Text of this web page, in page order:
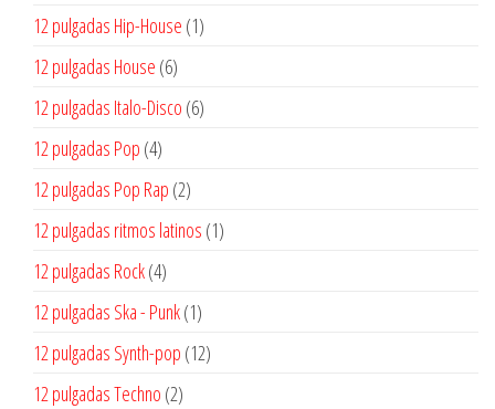
productos
12 pulgadas Hip-House 11
12 pulgadas House 66
productos
12 pulgadas Italo-Disco 66
12 pulgadas Pop 44
productos
12 pulgadas Pop Rap 22
productos
12 pulgadas ritmos latinos 11
12 pulgadas Rock 44
productos
12 pulgadas Ska - Punk 11
producto
12 pulgadas Synth-pop 1212
12 pulgadas Techno 22